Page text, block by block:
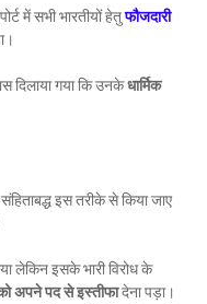
में सभी भारतीयों हेतुफौजदारी
दिलाया गया कि उनकेधार्मिक
संहिताबद्ध इस तरीके से किया जाए
लेकिन इसके भारी विरोध के
अपने पद से इस्तीफादेना पड़ा।